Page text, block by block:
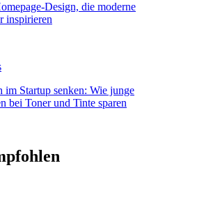
Design, die moderne
inspirieren
im Startup senken: Wie junge
bei Toner und Tinte sparen